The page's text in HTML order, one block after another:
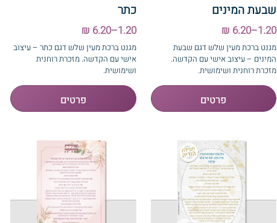
שבעת המינים
1.20–6.20 ₪
מגנט ברכת מעין שלש דגם שבעת
המינים – עיצוב אישי עם הקדשה.
מזכרת רוחנית ושימושית.
כתר
1.20–6.20 ₪
מגנט ברכת מעין שלש דגם כתר – עיצוב
אישי עם הקדשה. מזכרת רוחנית
ושימושית.